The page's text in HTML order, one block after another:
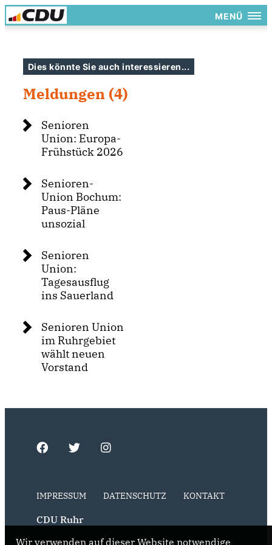
MENÜ
Dies könnte Sie auch interessieren...
Meldungen (4)
Senioren
Union: Europa-
Frühstück 2026
Senioren-
Union Bochum:
Paus-Pläne
unsozial
Senioren
Union:
Tagesausflug
ins Sauerland
Senioren Union
im Ruhrgebiet
wählt neuen
Vorstand
IMPRESSUM DATENSCHUTZ KONTAKT
CDU Ruhr
Wir verwenden auf dieser Website notwendige